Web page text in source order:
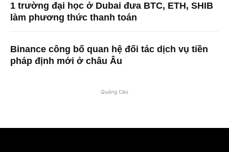
1 trường đại học ở Dubai đưa BTC, ETH, SHIB
làm phương thức thanh toán
Binance công bố quan hệ đối tác dịch vụ tiền
pháp định mới ở châu Âu
Quảng Cáo